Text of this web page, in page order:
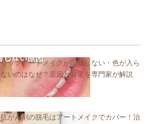
リップアートメイクが定着しない・色が入ら
ないのはなぜ？原因と対策を専門家が解説
抗がん剤の脱毛はアートメイクでカバー！治